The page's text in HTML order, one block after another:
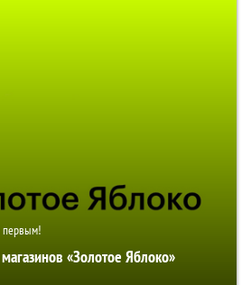
первым!
«Золотое Яблоко»